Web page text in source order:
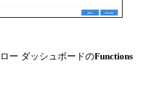
ー ダッシュボードのFunctions